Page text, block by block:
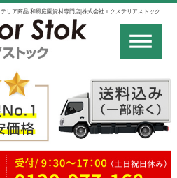
リア商品 和風庭園資材専門店|株式会社エクステリアストック